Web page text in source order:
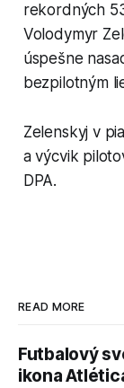
rekordných
Volodymyr
úspešne
bezpilotným
Zelenskyj v
a výcvik
DPA.
READ MORE
Futbalový
ikona